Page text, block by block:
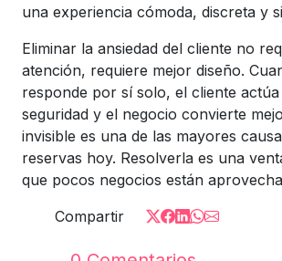
una experiencia cómoda, discreta y
Eliminar la ansiedad del cliente no
atención, requiere mejor diseño.
responde por sí solo, el cliente
seguridad y el negocio convierte
invisible es una de las mayores
reservas hoy. Resolverla es una
que pocos negocios están
Compartir